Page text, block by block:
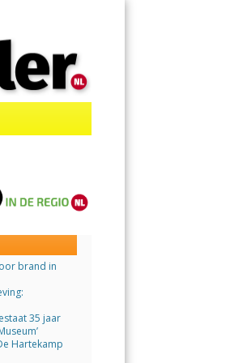
brand in
35 jaar
Hartekamp